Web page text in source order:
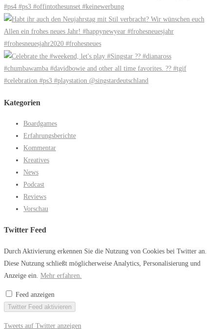
Kategorien
Boardgames
Erfahrungsberichte
Kommentar
Kreatives
News
Podcast
Reviews
Vorschau
Twitter Feed
Durch Aktivierung erkennen Sie die Nutzung von Cookies bei Twitter an.
Diese Nutzung schließt möglicherweise Analytics, Personalisierung und
Anzeige ein. Mehr erfahren.
Feed anzeigen
Twitter Feed aktivieren
Tweets auf Twitter anzeigen